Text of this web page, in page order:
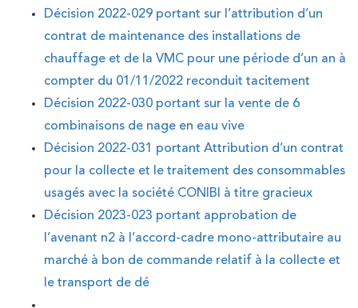
Décision 2022-029 portant sur l’attribution d’un
contrat de maintenance des installations de
chauffage et de la VMC pour une période d’un an à
compter du 01/11/2022 reconduit tacitement
Décision 2022-030 portant sur la vente de 6
combinaisons de nage en eau vive
Décision 2022-031 portant Attribution d’un contrat
pour la collecte et le traitement des consommables
usagés avec la société CONIBI à titre gracieux
Décision 2023-023 portant approbation de
l’avenant n2 à l’accord-cadre mono-attributaire au
marché à bon de commande relatif à la collecte et
le transport de dé